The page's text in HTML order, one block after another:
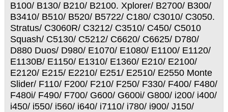
B100/ B130/ B210/ B2100. Xplorer/ B2700/ B300/
B3410/ B510/ B520/ B5722/ C180/ C3010/ C3050.
Stratus/ C3060R/ C3212/ C3510/ C450/ C5010
Squash/ C5130/ C5212/ C6620/ C6625/ D780/
D880 Duos/ D980/ E1070/ E1080/ E1100/ E1120/
E1130B/ E1150/ E1310/ E1360/ E210/ E2100/
E2120/ E215/ E2210/ E251/ E2510/ E2550 Monte
Slider/ F110/ F200/ F210/ F250/ F330/ F400/ F480/
F480i/ F490/ F700/ G600/ G600i/ G800/ i200/ i400/
i450/ i550/ i560/ i640/ i7110/ i780/ i900/ J150/